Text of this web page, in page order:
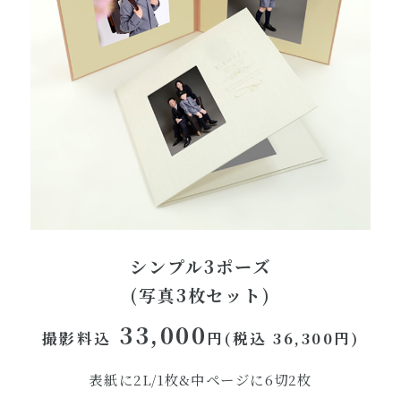
シンプル3ポーズ
(写真3枚セット)
撮影料込 33,000 円(税込 36,300円)
表紙に2L/1枚&中ページに6切2枚